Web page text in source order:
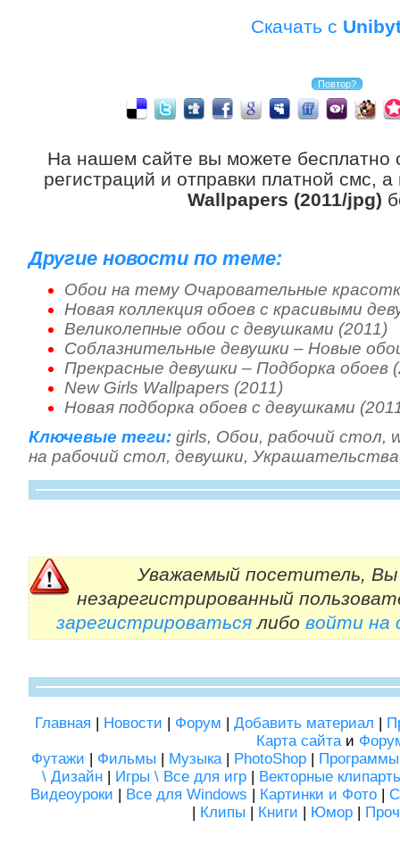
Скачать с
На нашем сайте вы можете бесплатно
регистраций и отправки платной смс,
Wallpapers (2011/jpg)
Другие новости по теме:
Обои на тему Очаровательные
Новая коллекция обоев с красивыми
Великолепные обои с девушками (2011)
Соблазнительные девушки – Новые
Прекрасные девушки – Подборка обоев
New Girls Wallpapers (2011)
Новая подборка обоев с девушками
Ключевые теги: girls, Обои, рабочий стол,
на рабочий стол, девушки, Украшательства
Уважаемый посетитель, Вы
незарегистрированный
зарегистрироватьсялибо войти на
Главная | Новости | Форум | Добавить материал |
Карта сайтаи
Футажи | Фильмы | Музыка| PhotoShop | Программы
\ Дизайн | Игры \ Все для игр | Векторные
Видеоуроки | Все для Windows | Картинки и Фото|
| Клипы | Книги | Юмор |